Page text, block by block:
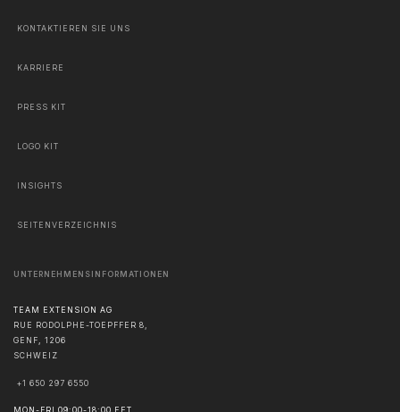
KONTAKTIEREN SIE UNS
KARRIERE
PRESS KIT
LOGO KIT
INSIGHTS
SEITENVERZEICHNIS
UNTERNEHMENSINFORMATIONEN
TEAM EXTENSION AG
RUE RODOLPHE-TOEPFFER 8,
GENF, 1206
SCHWEIZ
+1 650 297 6550